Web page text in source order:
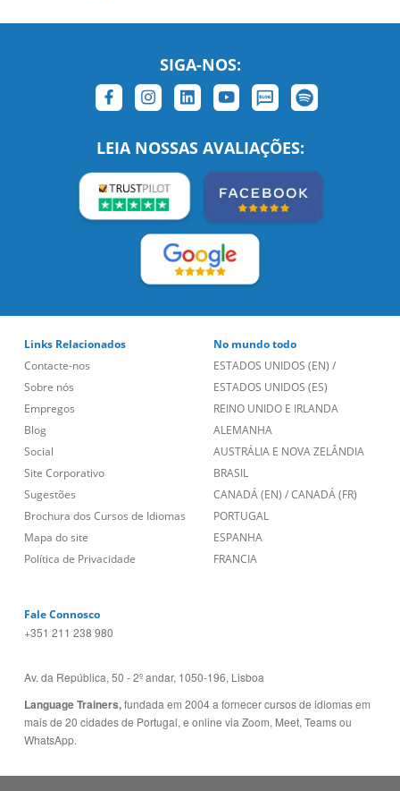
SIGA-NOS:
LEIA NOSSAS AVALIAÇÕES:
Links Relacionados
Contacte-nos
Sobre nós
Empregos
Blog
Social
Site Corporativo
Sugestões
Brochura dos Cursos de Idiomas
Mapa do site
Política de Privacidade
No mundo todo
ESTADOS UNIDOS (EN) /
ESTADOS UNIDOS (ES)
REINO UNIDO E IRLANDA
ALEMANHA
AUSTRÁLIA E NOVA ZELÂNDIA
BRASIL
CANADÁ (EN) /CANADÁ (FR)
PORTUGAL
ESPANHA
FRANCIA
Fale Connosco
+351 211 238 980
Av. da República, 50 - 2º andar, 1050-196, Lisboa
Language Trainers,fundada em 2004 a fornecer cursos de idiomas em
mais de 20 cidades de Portugal, e online via Zoom, Meet, Teams ou
WhatsApp.